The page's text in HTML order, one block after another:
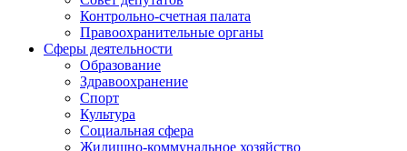
Контрольно-счетная палата
Правоохранительные органы
Сферы деятельности
Образование
Здравоохранение
Спорт
Культура
Социальная сфера
Жилищно-коммунальное хозяйство